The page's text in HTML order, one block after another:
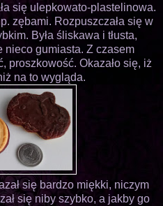
się ulepkowato-plastelinowa.
zębami. Rozpuszczała się w
Była śliskawa i tłusta,
nieco gumiasta. Z czasem
proszkowość. Okazało się, iż
na to wygląda.
się bardzo miękki, niczym
się niby szybko, a jakby go